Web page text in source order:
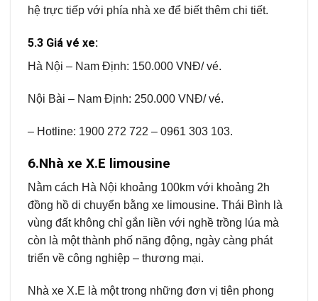
hệ trực tiếp với phía nhà xe để biết thêm chi tiết.
5.3 Giá vé xe:
Hà Nội – Nam Định: 150.000 VNĐ/ vé.
Nội Bài – Nam Định: 250.000 VNĐ/ vé.
– Hotline: 1900 272 722 – 0961 303 103.
6.Nhà xe X.E limousine
Nằm cách Hà Nội khoảng 100km với khoảng 2h
đồng hồ di chuyển bằng xe limousine. Thái Bình là
vùng đất không chỉ gắn liền với nghề trồng lúa mà
còn là một thành phố năng động, ngày càng phát
triển về công nghiệp – thương mại.
Nhà xe X.E là một trong những đơn vị tiên phong